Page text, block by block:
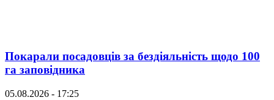
Покарали посадовців за бездіяльність щодо 100
га заповідника
05.08.2026 - 17:25